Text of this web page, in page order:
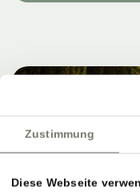
Zustimmung
Diese Webseite